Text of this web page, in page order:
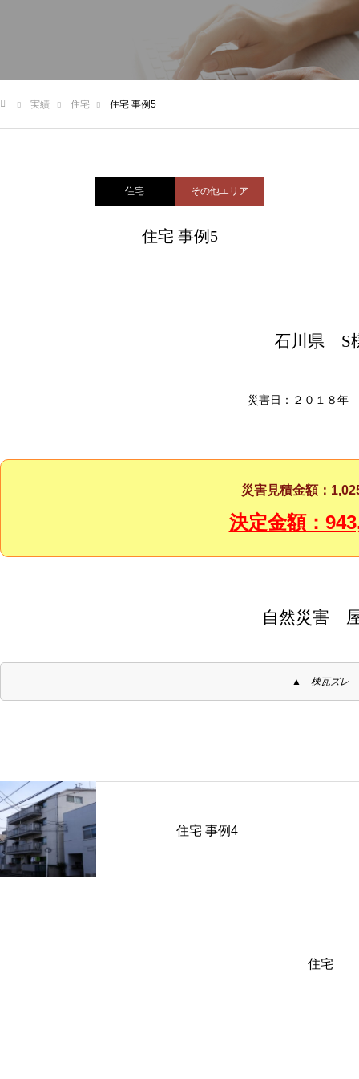
申請支援サービス
実績 住宅 住宅 事例5
住宅 その他エリア
住宅 事例5
石川県 S
災害日：２０１８年
災害見積金額：
決定金額：
自然災害
▲ 棟瓦ズレ
住宅 事例4
住宅